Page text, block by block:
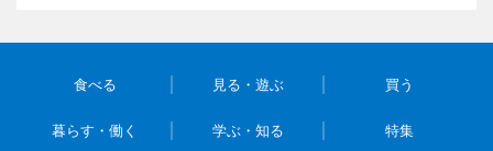
食べる 見る・遊ぶ 買う
暮らす・働く 学ぶ・知る 特集